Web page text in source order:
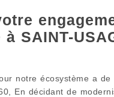
SAINT-
notre écosystème a de
En décidant de